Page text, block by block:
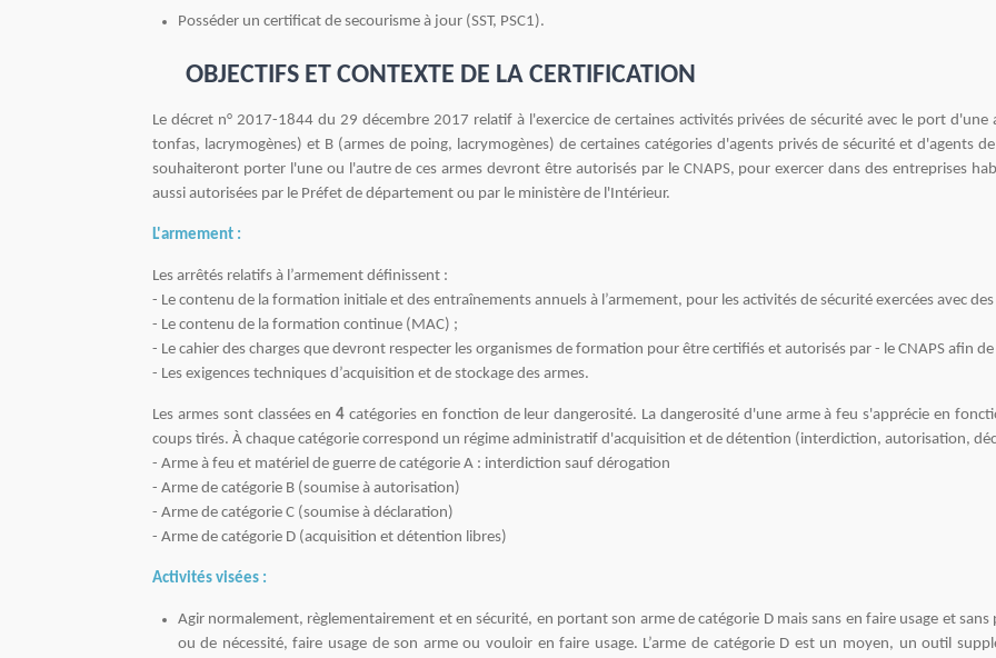
Posséder un certificat de secourisme à jour (SST, PSC1).
OBJECTIFS ET CONTEXTE DE LA CERTIFICATION
Le décret n° 2017-1844 du 29 décembre 2017 relatif à l'exercice de certaines activités privées de sécurité avec le port
tonfas, lacrymogènes) et B (armes de poing, lacrymogènes) de certaines catégories d'agents privés de sécurité et d'agents
souhaiteront porter l'une ou l'autre de ces armes devront être autorisés par le CNAPS, pour exercer dans des entreprises
aussi autorisées par le Préfet de département ou par le ministère de l'Intérieur.
L'armement :
Les arrêtés relatifs à l’armement définissent :
- Le contenu de la formation initiale et des entraînements annuels à l’armement, pour les activités de sécurité exercées avec des
- Le contenu de la formation continue (MAC) ;
- Le cahier des charges que devront respecter les organismes de formation pour être certifiés et autorisés par - le CNAPS afin
- Les exigences techniques d’acquisition et de stockage des armes.
Les armes sont classées en4 catégories en fonction de leur dangerosité. La dangerosité d'une arme à feu s'apprécie en
coups tirés. À chaque catégorie correspond un régime administratif d'acquisition et de détention (interdiction, autorisation,
- Arme à feu et matériel de guerre de catégorie A : interdiction sauf dérogation
- Arme de catégorie B (soumise à autorisation)
- Arme de catégorie C (soumise à déclaration)
- Arme de catégorie D (acquisition et détention libres)
Activités visées :
Agir normalement, règlementairement et en sécurité, en portant son arme de catégorie D mais sans en faire usage et sans
ou de nécessité, faire usage de son arme ou vouloir en faire usage. L’arme de catégorie D est un moyen, un outil